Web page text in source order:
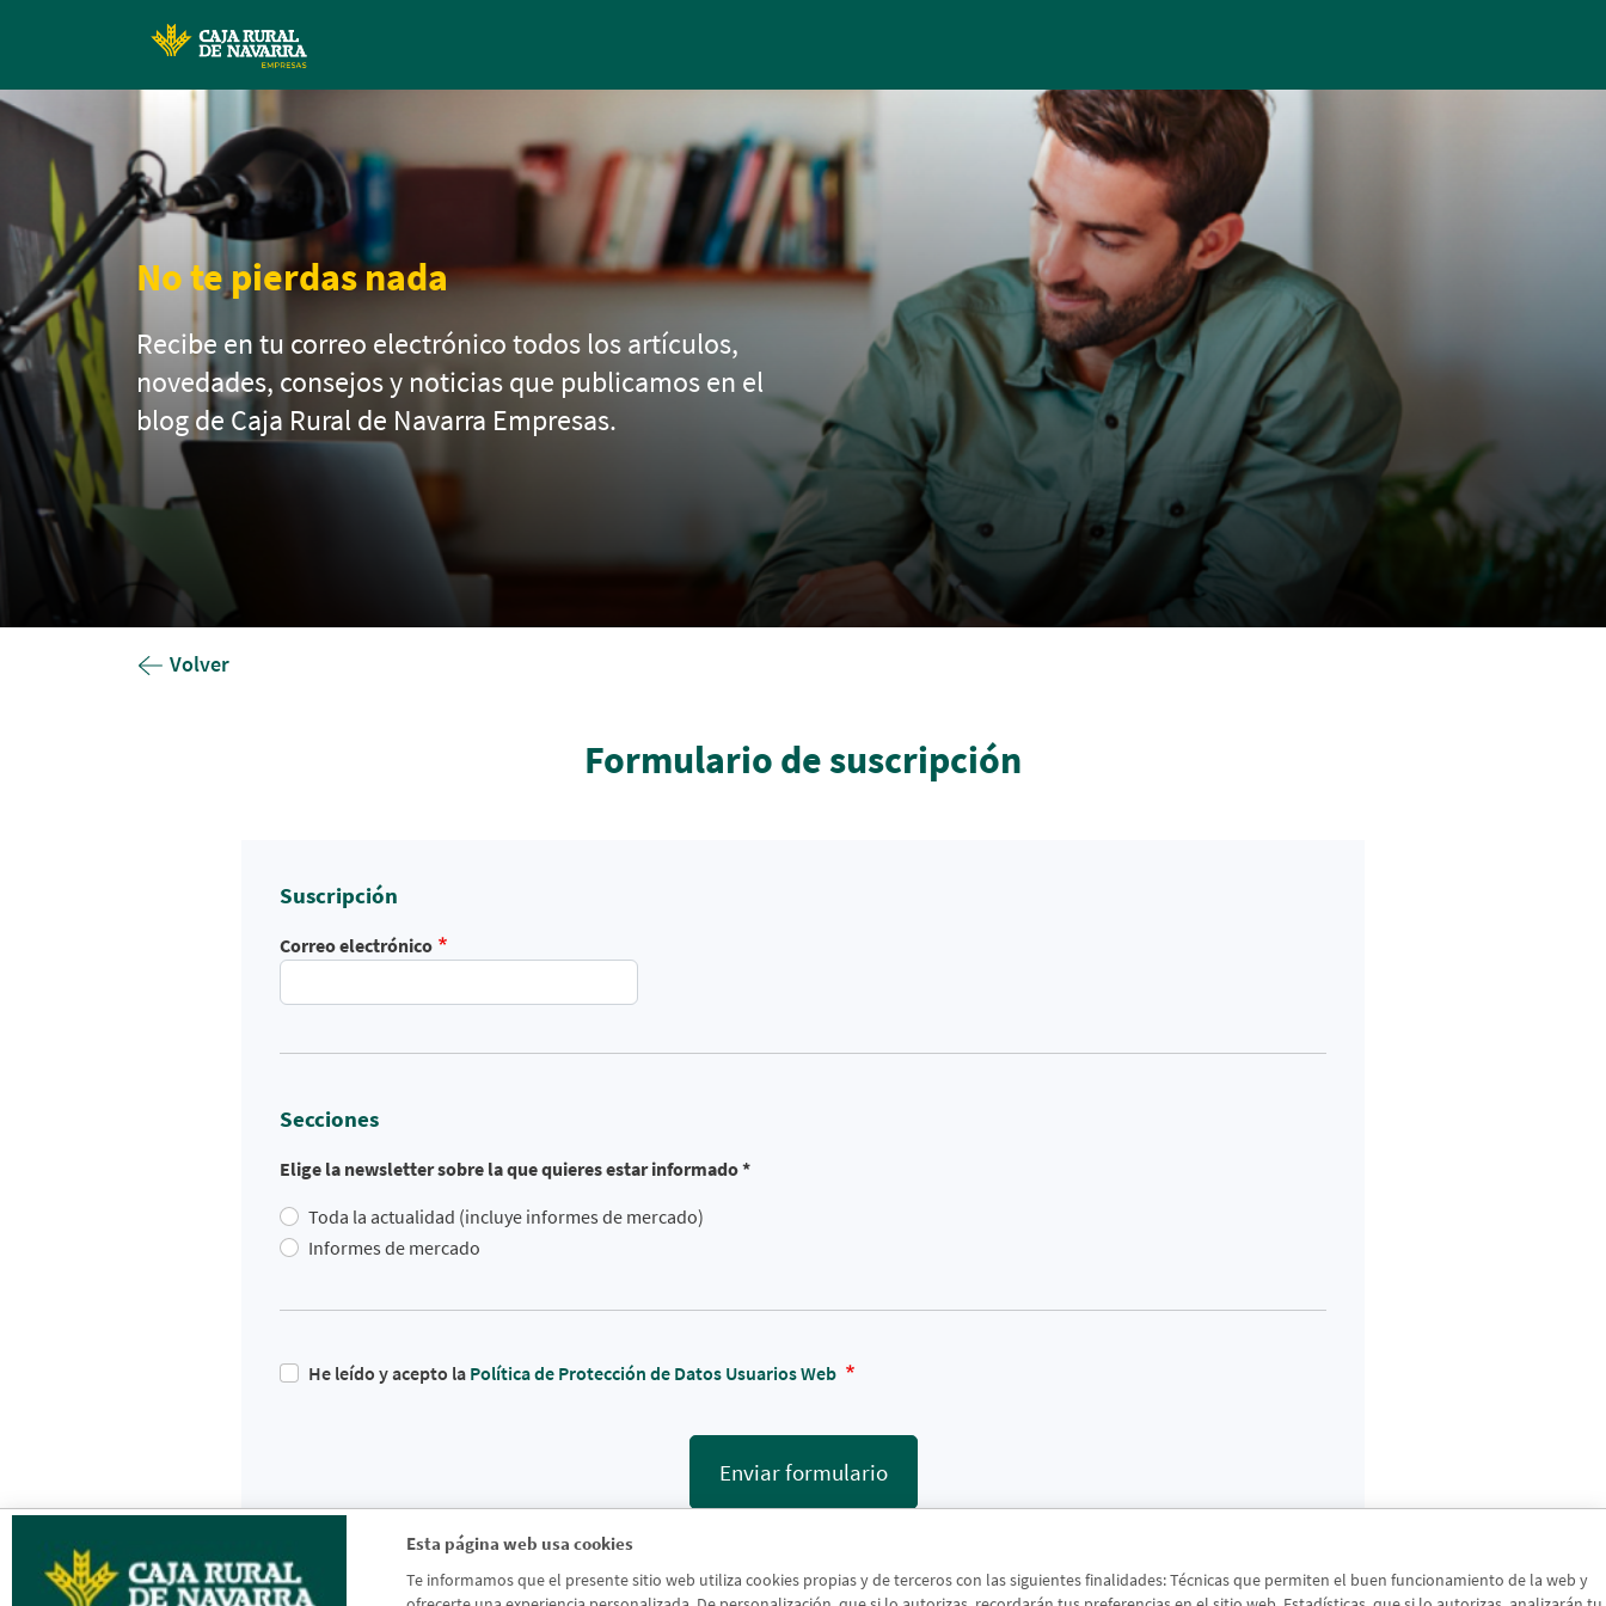
Esta página web usa cookies
Te informamos que el presente sitio web utiliza cookies propias y de terceros con las siguientes finalidades: Técnicas que permiten el buen funcionamiento de la web y
No te pierdas nada
Recibe en tu correo electrónico todos los artículos,
novedades, consejos y noticias que publicamos en el
blog de Caja Rural de Navarra Empresas.
Volver
Formulario de suscripción
Suscripción
Correo electrónico
Secciones
Elige la newsletter sobre la que quieres estar informado *
Toda la actualidad (incluye informes de mercado)
Informes de mercado
He leído y acepto la Política de Protección de Datos Usuarios Web
Enviar formulario